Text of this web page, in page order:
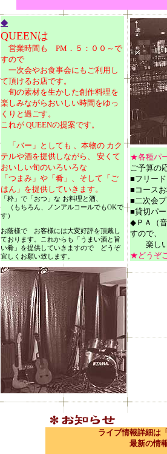
◆
QUEENは
営業時間も PM．５：００～で
すので
一次会やお食事会にもご利用し
て頂けるお店です。
旬の素材を生かした創作料理を
楽しみながらおいしい時間をゆっ
くりと過ごす。
これが QUEENの提案です。
「バー」としても 、本物の カク
テルや酒を提供しながら、 安くて
おいしい旬のいろいろな
「つまみ」や「肴」、そして「ご
はん」を提供していきます。
「粋」で「おつ」な お料理と酒、
（もちろん、ノンアルコールでもOKで
す）
お蔭様で お客様には大変好評を頂戴し
ております。これからも「うまい酒と旨
い肴」を提供していきますので どうぞ
宜しくお願い致します。
★各種パ
ご予算の
■フリー
■コース
■二次会
■貸切パ
◆ＰＡ（
すので、
楽しい
★どうぞ
ライブ情報詳細は
最新の情